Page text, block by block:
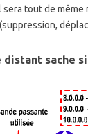
tout de
distant sache